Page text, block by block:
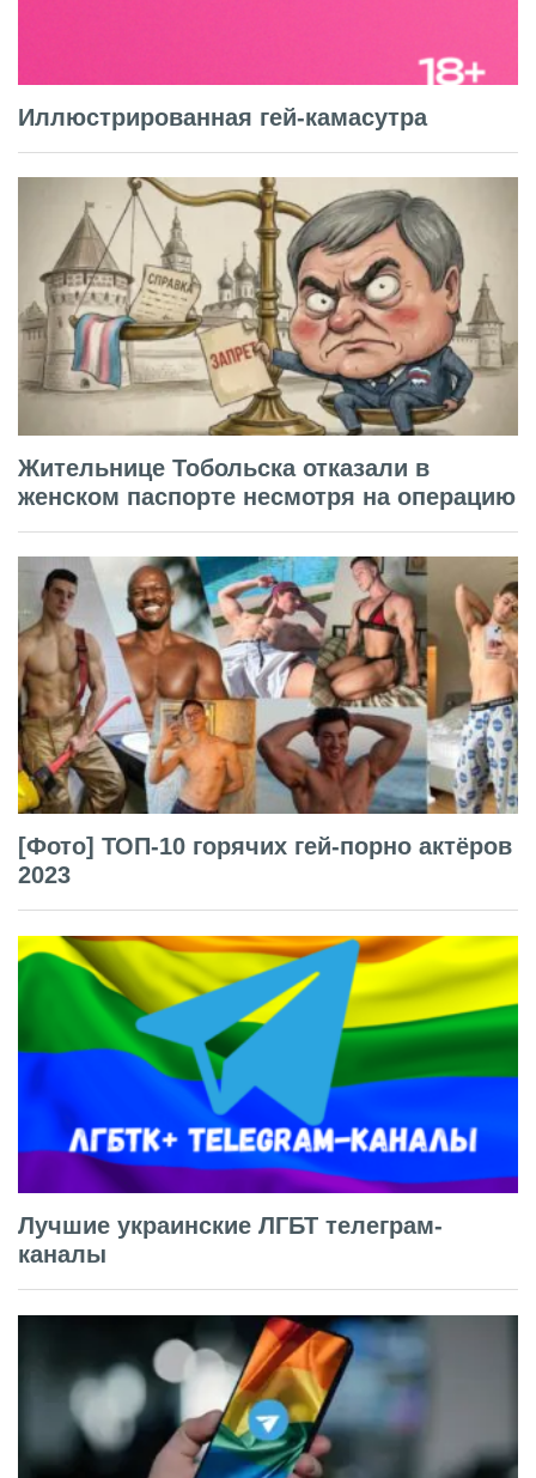
Иллюстрированная гей-камасутра
Жительнице Тобольска отказали в
женском паспорте несмотря на операцию
[Фото] ТОП-10 горячих гей-порно актёров
2023
Лучшие украинские ЛГБТ телеграм-
каналы